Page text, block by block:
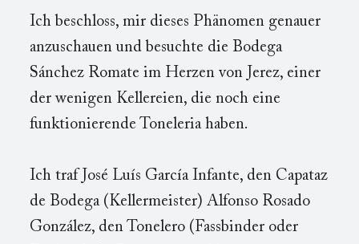
Ich beschloss, mir dieses Phänomen genauer
anzuschauen und besuchte die Bodega
Sánchez Romate im Herzen von Jerez, einer
der wenigen Kellereien, die noch eine
funktionierende Toneleria haben.
Ich traf José Luís García Infante, den Capataz
de Bodega (Kellermeister) Alfonso Rosado
González, den Tonelero (Fassbinder oder